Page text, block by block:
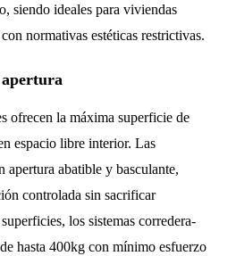
siendo ideales para viviendas
normativas estéticas restrictivas.
ofrecen la máxima superficie de
espacio libre interior. Las
apertura abatible y basculante,
controlada sin sacrificar
los sistemas corredera-
hasta 400kg con mínimo esfuerzo